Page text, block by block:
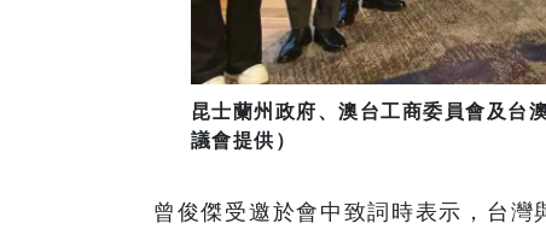
昆士蘭州政府、澳台工商委員會及台
議會提供）
曾俊傑受邀於會中致詞時表示，台